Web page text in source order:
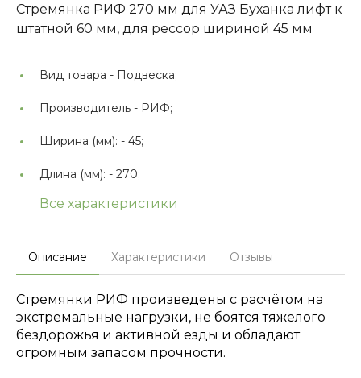
Стремянка РИФ 270 мм для УАЗ Буханка лифт к
штатной 60 мм, для рессор шириной 45 мм
Вид товара - Подвеска;
Производитель - РИФ;
Ширина (мм): - 45;
Длина (мм): - 270;
Все характеристики
Описание Характеристики Отзывы
Cтремянки РИФ произведены с расчётом на
экстремальные нагрузки, не боятся тяжелого
бездорожья и активной езды и обладают
огромным запасом прочности.